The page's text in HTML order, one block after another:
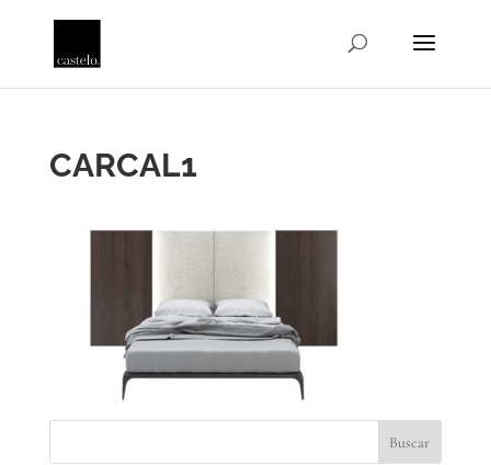
CARCAL1